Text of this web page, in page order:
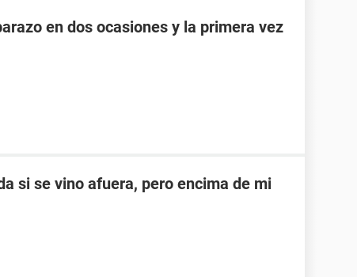
en dos ocasiones y la primera vez
si se vino afuera, pero encima de mi